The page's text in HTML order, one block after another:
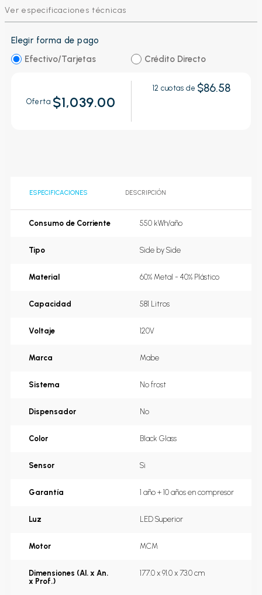
Ver especificaciones técnicas
Elegir forma de pago
Efectivo/Tarjetas
Crédito Directo
Oferta $1,039.00
12 cuotas de $86.58
ESPECIFICACIONES DESCRIPCIÓN
Consumo de Corriente 550 kWh/año
Tipo Side by Side
Material 60% Metal - 40% Plástico
Capacidad 581 Litros
Voltaje 120V
Marca Mabe
Sistema No frost
Dispensador No
Color Black Glass
Sensor Si
Garantía 1 año + 10 años en compresor
Luz LED Superior
Motor MCM
Dimensiones (Al. x An.
x Prof.)
177.0 x 91.0 x 73.0 cm